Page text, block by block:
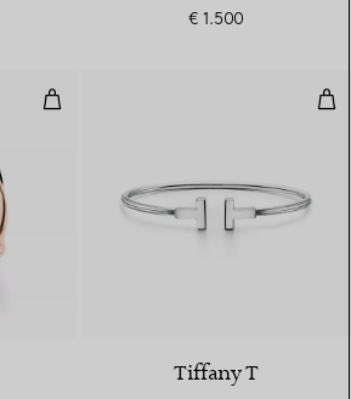
€ 1.500
Bone Ring in Roségold
Tiffany T